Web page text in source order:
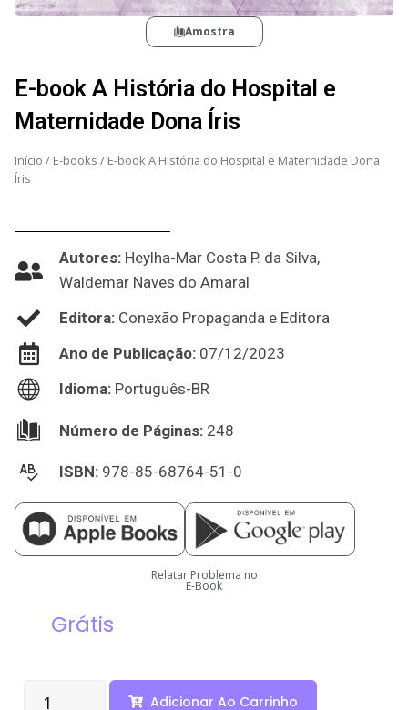
Amostra
E-book A História do Hospital e
Maternidade Dona Íris
Início / E-books / E-book A História do Hospital e Maternidade Dona
Íris
Autores: Heylha-Mar Costa P. da Silva,
Waldemar Naves do Amaral
Editora: Conexão Propaganda e Editora
Ano de Publicação: 07/12/2023
Idioma: Português-BR
Número de Páginas: 248
ISBN: 978-85-68764-51-0
Relatar Problema no
E-Book
Grátis
Adicionar Ao Carrinho